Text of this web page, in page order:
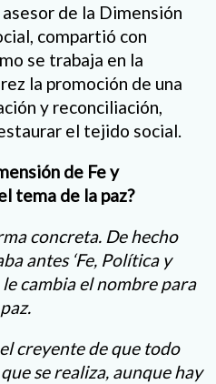
de la Dimensión
compartió con
se trabaja en la
la promoción de una
y reconciliación,
el tejido social.
de Fe y
tema de la paz?
concreta. De hecho
antes ‘Fe, Política y
le cambia el nombre para
creyente de que todo
se realiza, aunque hay